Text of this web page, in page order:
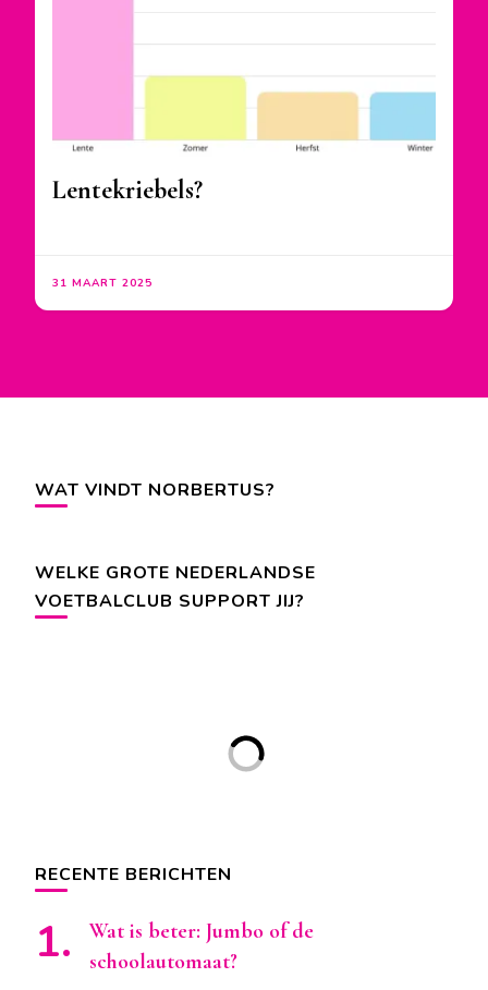
Lentekriebels?
31 MAART 2025
WAT VINDT NORBERTUS?
WELKE GROTE NEDERLANDSE
VOETBALCLUB SUPPORT JIJ?
RECENTE BERICHTEN
Wat is beter: Jumbo of de
schoolautomaat?